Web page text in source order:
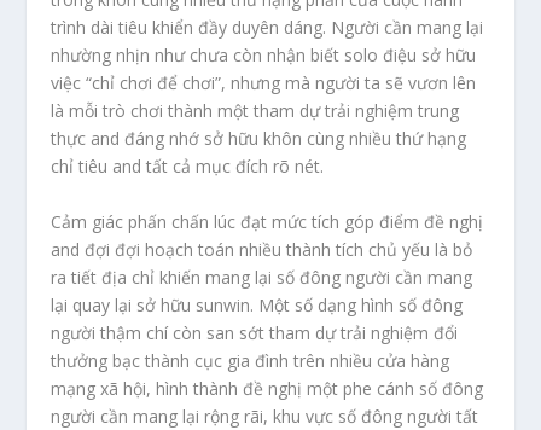
trình dài tiêu khiển đầy duyên dáng. Người cần mang lại
nhường nhịn như chưa còn nhận biết solo điệu sở hữu
việc “chỉ chơi để chơi”, nhưng mà người ta sẽ vươn lên
là mỗi trò chơi thành một tham dự trải nghiệm trung
thực and đáng nhớ sở hữu khôn cùng nhiều thứ hạng
chỉ tiêu and tất cả mục đích rõ nét.
Cảm giác phấn chấn lúc đạt mức tích góp điểm đề nghị
and đợi đợi hoạch toán nhiều thành tích chủ yếu là bỏ
ra tiết địa chỉ khiến mang lại số đông người cần mang
lại quay lại sở hữu sunwin. Một số dạng hình số đông
người thậm chí còn san sớt tham dự trải nghiệm đổi
thưởng bạc thành cục gia đình trên nhiều cửa hàng
mạng xã hội, hình thành đề nghị một phe cánh số đông
người cần mang lại rộng rãi, khu vực số đông người tất